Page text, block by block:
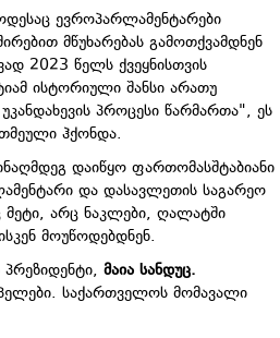
ევროპარლამენტარები
მწუხარებას გამოთქვამდნენ
2023 წელს ქვეყნისთვის
ისტორიული შანსი არათუ
პროცესი წარმართა", ეს
ჰქონდა.
დაიწყო ფართომასშტაბიანი
და დასავლეთის საგარეო
მეტი, არც ნაკლები, ღალატში
მოუწოდებდნენ.
მაია სანდუც.
საქართველოს მომავალი